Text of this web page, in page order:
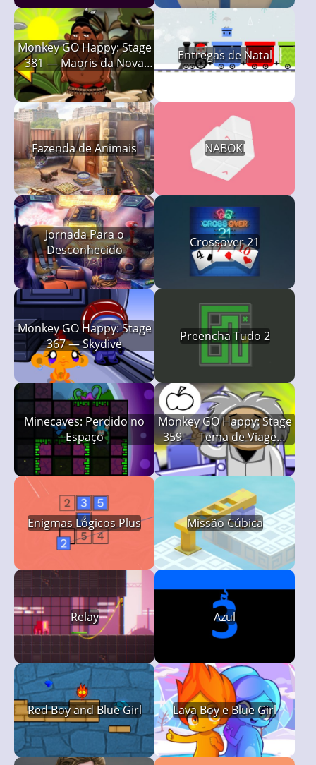
Monkey GO Happy: Stage
381 — Maoris da Nova
Zelândia
Entregas de Natal
Fazenda de Animais NABOKI
Jornada Para o
Desconhecido
Crossover 21
Monkey GO Happy: Stage
367 — Skydive
Preencha Tudo 2
Minecaves: Perdido no
Espaço
Monkey GO Happy: Stage
359 — Tema de Viagem
no Tempo
Enigmas Lógicos Plus Missão Cúbica
Relay Azul
Red Boy and Blue Girl Lava Boy e Blue Girl